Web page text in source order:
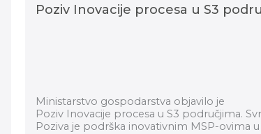
Poziv Inovacije procesa u S3
Ministarstvo gospodarstva objavilo je
Poziv Inovacije procesa u S3 područjima.
Poziva je podrška inovativnim MSP-ovima u